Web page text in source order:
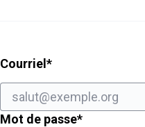
Courriel *Champ
Mot de passe*Champ